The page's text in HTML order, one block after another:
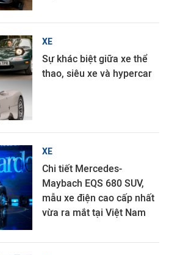
XE
Sự khác biệt giữa xe thể
thao, siêu xe và hypercar
XE
Chi tiết Mercedes-
Maybach EQS 680 SUV,
mẫu xe điện cao cấp nhất
vừa ra mắt tại Việt Nam